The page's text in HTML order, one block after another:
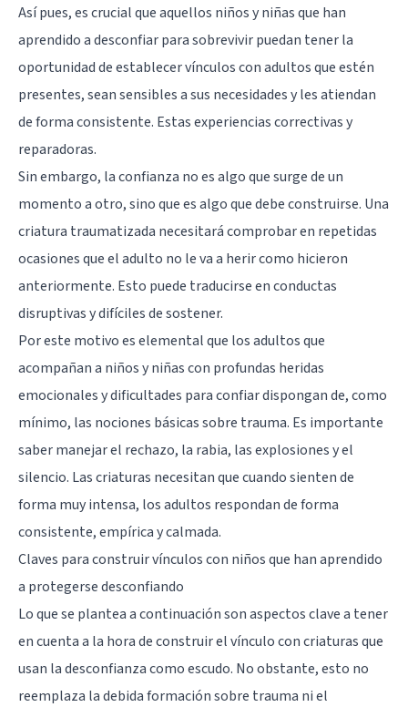
Así pues, es crucial que aquellos niños y niñas que han
aprendido a desconfiar para sobrevivir puedan tener la
oportunidad de establecer vínculos con adultos que estén
presentes, sean sensibles a sus necesidades y les atiendan
de forma consistente. Estas experiencias correctivas y
reparadoras.
Sin embargo, la confianza no es algo que surge de un
momento a otro, sino que es algo que debe construirse. Una
criatura traumatizada necesitará comprobar en repetidas
ocasiones que el adulto no le va a herir como hicieron
anteriormente. Esto puede traducirse en conductas
disruptivas y difíciles de sostener.
Por este motivo es elemental que los adultos que
acompañan a niños y niñas con profundas heridas
emocionales y dificultades para confiar dispongan de, como
mínimo, las nociones básicas sobre trauma. Es importante
saber manejar el rechazo, la rabia, las explosiones y el
silencio. Las criaturas necesitan que cuando sienten de
forma muy intensa, los adultos respondan de forma
consistente, empírica y calmada.
Claves para construir vínculos con niños que han aprendido
a protegerse desconfiando
Lo que se plantea a continuación son aspectos clave a tener
en cuenta a la hora de construir el vínculo con criaturas que
usan la desconfianza como escudo. No obstante, esto no
reemplaza la debida formación sobre trauma ni el